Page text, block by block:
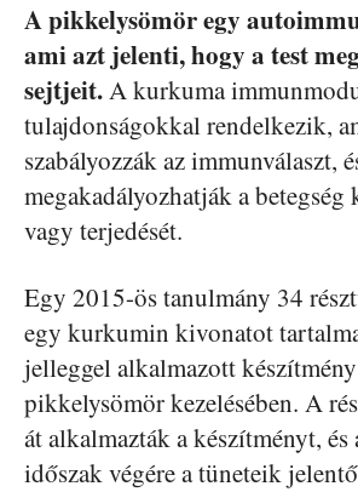
A pikkelysömör egy
ami azt jelenti, hogy a test
sejtjeit.A kurkuma
tulajdonságokkal rendelkezik,
szabályozzák az immunválaszt,
megakadályozhatják a betegség
vagy terjedését.
Egy 2015-ös tanulmány 34
egy kurkumin kivonatot
jelleggel alkalmazott készítmény
pikkelysömör kezelésében. A
át alkalmazták a készítményt,
időszak végére a tüneteik